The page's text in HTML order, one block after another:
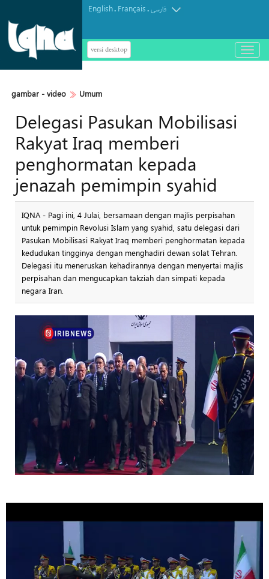
English. Français.فارسی
versi desktop
باز
و
gambar - video Umum
Delegasi Pasukan Mobilisasi
Rakyat Iraq memberi
penghormatan kepada
jenazah pemimpin syahid
IQNA - Pagi ini, 4 Julai, bersamaan dengan majlis perpisahan
untuk pemimpin Revolusi Islam yang syahid, satu delegasi dari
Pasukan Mobilisasi Rakyat Iraq memberi penghormatan kepada
kedudukan tingginya dengan menghadiri dewan solat Tehran.
Delegasi itu meneruskan kehadirannya dengan menyertai majlis
perpisahan dan mengucapkan takziah dan simpati kepada
negara Iran.